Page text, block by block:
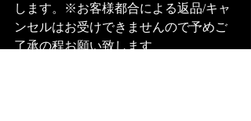
します。※お客様都合による返品/キャ
ンセルはお受けできませんので予めご
了承の程お願い致します